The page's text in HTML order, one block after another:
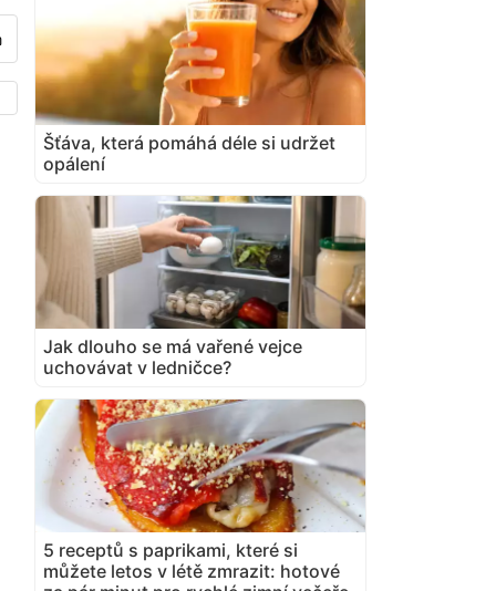
Šťáva, která pomáhá déle si udržet
opálení
Jak dlouho se má vařené vejce
uchovávat v ledničce?
5 receptů s paprikami, které si
můžete letos v létě zmrazit: hotové